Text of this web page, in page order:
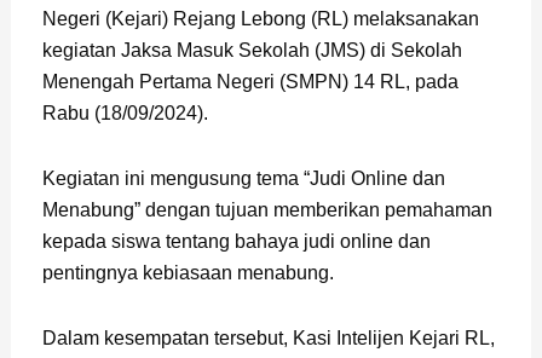
Negeri (Kejari) Rejang Lebong (RL) melaksanakan
kegiatan Jaksa Masuk Sekolah (JMS) di Sekolah
Menengah Pertama Negeri (SMPN) 14 RL, pada
Rabu (18/09/2024).
Kegiatan ini mengusung tema “Judi Online dan
Menabung” dengan tujuan memberikan pemahaman
kepada siswa tentang bahaya judi online dan
pentingnya kebiasaan menabung.
Dalam kesempatan tersebut, Kasi Intelijen Kejari RL,